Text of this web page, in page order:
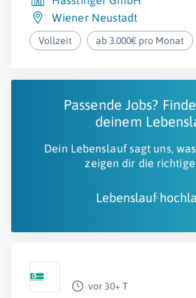
Wiener Neustadt
Vollzeit ab 3.000€ pro Monat
Passende Jobs?
deinem
Dein Lebenslauf sagt uns,
zeigen dir die
Lebenslauf
vor 30+ T